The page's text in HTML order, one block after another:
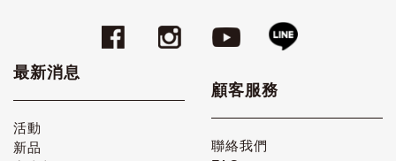
最新消息
活動
新品
顧客服務
聯絡我們